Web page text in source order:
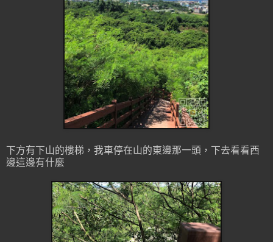
下方有下山的樓梯，我車停在山的東邊那一頭，下去看看西
邊這邊有什麼